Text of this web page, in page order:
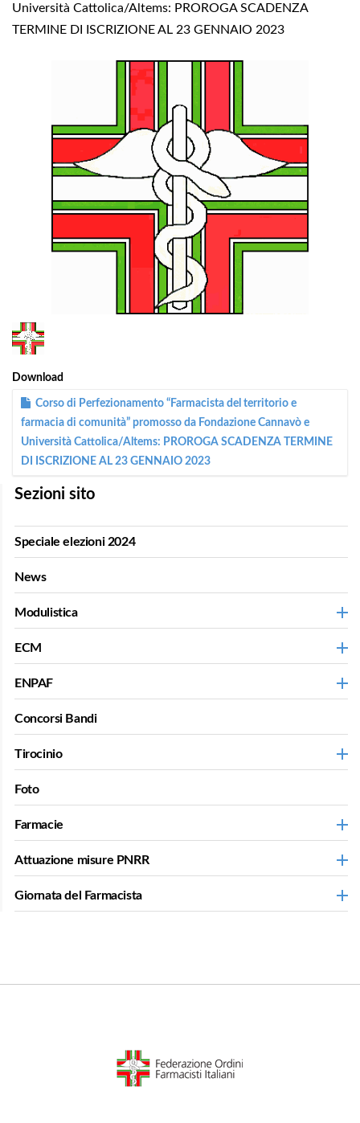
Università Cattolica/Altems: PROROGA SCADENZA
TERMINE DI ISCRIZIONE AL 23 GENNAIO 2023
Download
Corso di Perfezionamento “Farmacista del territorio e
farmacia di comunità” promosso da Fondazione Cannavò e
Università Cattolica/Altems: PROROGA SCADENZA TERMINE
DI ISCRIZIONE AL 23 GENNAIO 2023
Sezioni sito
Speciale elezioni 2024
News
Modulistica
ECM
ENPAF
Concorsi Bandi
Tirocinio
Foto
Farmacie
Attuazione misure PNRR
Giornata del Farmacista